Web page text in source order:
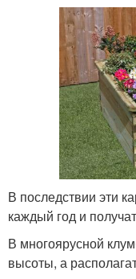
В последствии эти
каждый год и
В многоярусной
высоты, а